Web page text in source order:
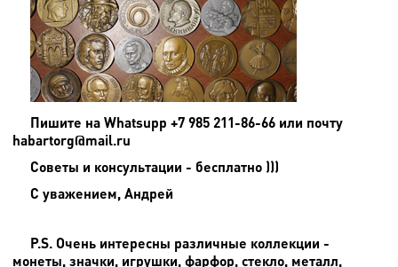
Пишите на Whatsupp +7 985 211-86-66 или почту
habartorg@mail.ru
Советы и консультации - бесплатно )))
С уважением, Андрей
P.S. Очень интересны различные коллекции -
монеты, значки, игрушки, фарфор, стекло, металл,